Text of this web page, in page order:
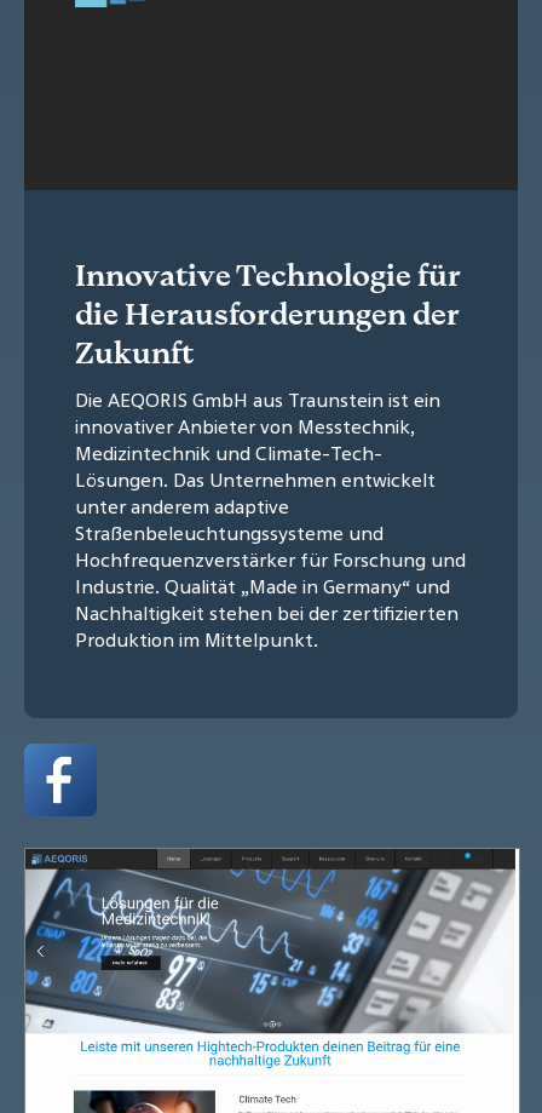
Innovative Technologie für
die Herausforderungen der
Zukunft
Die AEQORIS GmbH aus Traunstein ist ein
innovativer Anbieter von Messtechnik,
Medizintechnik und Climate-Tech-
Lösungen. Das Unternehmen entwickelt
unter anderem adaptive
Straßenbeleuchtungssysteme und
Hochfrequenzverstärker für Forschung und
Industrie. Qualität „Made in Germany“ und
Nachhaltigkeit stehen bei der zertifizierten
Produktion im Mittelpunkt.